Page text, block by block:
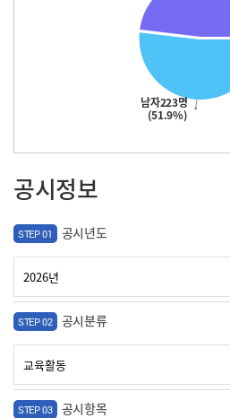
남자223명
(51.9%)
공시정보
STEP 01 공시년도
STEP 02 공시분류
STEP 03 공시항목